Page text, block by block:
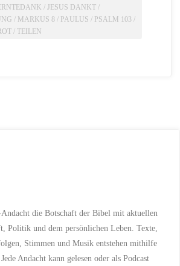
/JESUS DANKT /
/ MARKUS 8 / PAULUS / PSALM 103 /
/TEILEN
die Botschaft der Bibel mit aktuellen
Politik und dem persönlichen Leben. Texte,
Stimmen und Musik entstehen mithilfe
Andacht kann gelesen oder als Podcast